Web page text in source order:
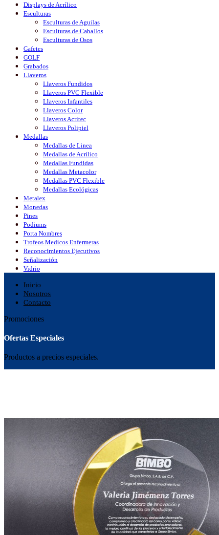
Displays de Acrílico
Esculturas
Esculturas de Aguilas
Esculturas de Caballos
Esculturas de Osos
Gafetes
GOLF
Grabados
Llaveros
Llaveros Fundidos
Llaveros PVC Flexible
Llaveros Infantiles
Llaveros Color
Llaveros Acritec
Llaveros Polipiel
Medallas
Medallas de Linea
Medallas de Acrilico
Medallas Fundidas
Medallas Metacolor
Medallas PVC Flexible
Medallas Ecológicas
Metalex
Monedas
Pines
Podiums
Porta Nombres
Trofeos Medicos Enfermeras
Reconocimientos Ejecutivos
Señalización
Vidrio
Inicio
Nosotros
Contacto
Promociones
Ofertas Especiales
Productos a precios especiales.